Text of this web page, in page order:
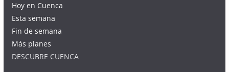
Hoy en Cuenca
Esta semana
Fin de semana
Más planes
DESCUBRE CUENCA